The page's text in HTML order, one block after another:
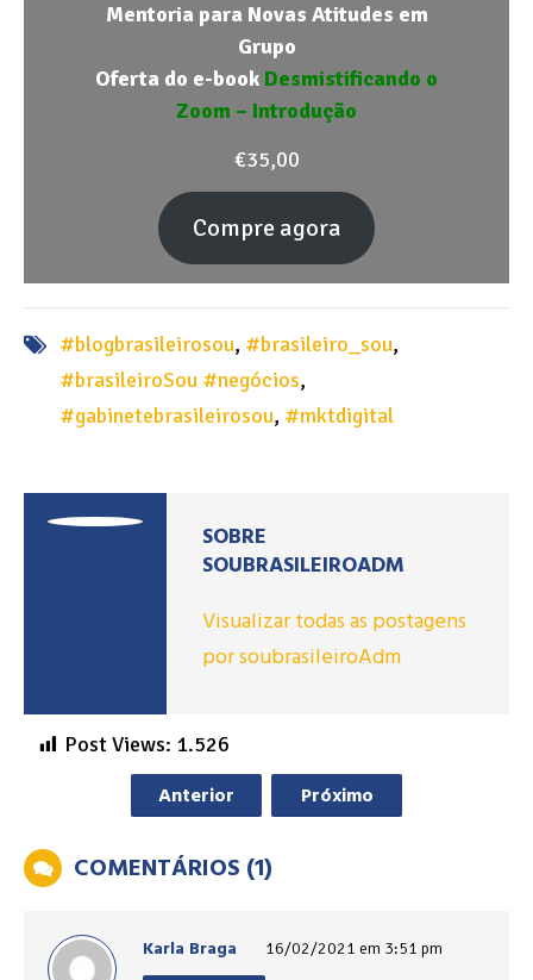
Mentoria para Novas Atitudes em
Grupo
Oferta do e-book Desmistificando o
Zoom – Introdução
€35,00
Compre agora
Post Views: 1.526
#blogbrasileirosou, #brasileiro_sou,
#brasileiroSou #negócios,
#gabinetebrasileirosou, #mktdigital
SOBRE
SOUBRASILEIROADM
Visualizar todas as postagens
por soubrasileiroAdm
Anterior Próximo
COMENTÁRIOS (1)
Karla Braga 16/02/2021 em 3:51 pm